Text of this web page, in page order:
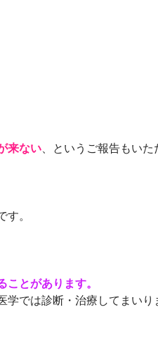
来ない 、というご報告もい
す。
とがあります。
学では診断・治療してまいり